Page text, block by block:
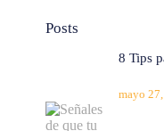
Posts
8 Tips
mayo